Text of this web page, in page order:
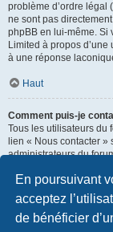
En poursuivant
acceptez
de bénéficier
problème d’ordre légal
ne sont pas
phpBB en lui-même. Si
Limited à propos
à une réponse
Haut
Comment puis-je
Tous les utilisateurs du
lien « Nous contacter
administrateurs du
Les membres du